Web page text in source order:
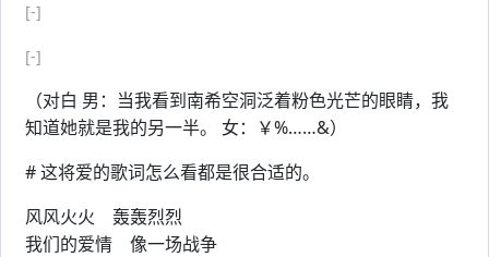
[-]
[-]
（对白 男：当我看到南希空洞泛着粉色光芒的眼睛，我
知道她就是我的另一半。 女：￥%……&）
# 这将爱的歌词怎么看都是很合适的。
风风火火 轰轰烈烈
我们的爱情 像一场战争